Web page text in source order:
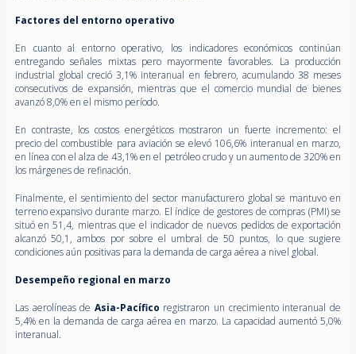
Factores del entorno operativo
En cuanto al entorno operativo, los indicadores económicos continúan
entregando señales mixtas pero mayormente favorables. La producción
industrial global creció 3,1% interanual en febrero, acumulando 38 meses
consecutivos de expansión, mientras que el comercio mundial de bienes
avanzó 8,0% en el mismo período.
En contraste, los costos energéticos mostraron un fuerte incremento: el
precio del combustible para aviación se elevó 106,6% interanual en marzo,
en línea con el alza de 43,1% en el petróleo crudo y un aumento de 320% en
los márgenes de refinación.
Finalmente, el sentimiento del sector manufacturero global se mantuvo en
terreno expansivo durante marzo. El índice de gestores de compras (PMI) se
situó en 51,4, mientras que el indicador de nuevos pedidos de exportación
alcanzó 50,1, ambos por sobre el umbral de 50 puntos, lo que sugiere
condiciones aún positivas para la demanda de carga aérea a nivel global.
Desempeño regional en marzo
Las aerolíneas de Asia-Pacífico registraron un crecimiento interanual de
5,4% en la demanda de carga aérea en marzo. La capacidad aumentó 5,0%
interanual.